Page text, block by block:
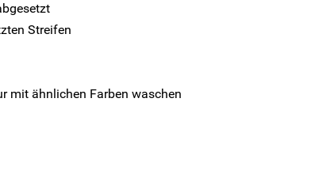
Streifen
mit ähnlichen Farben waschen